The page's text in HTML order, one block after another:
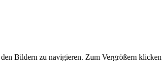
Bildern zu navigieren. Zum Vergrößern